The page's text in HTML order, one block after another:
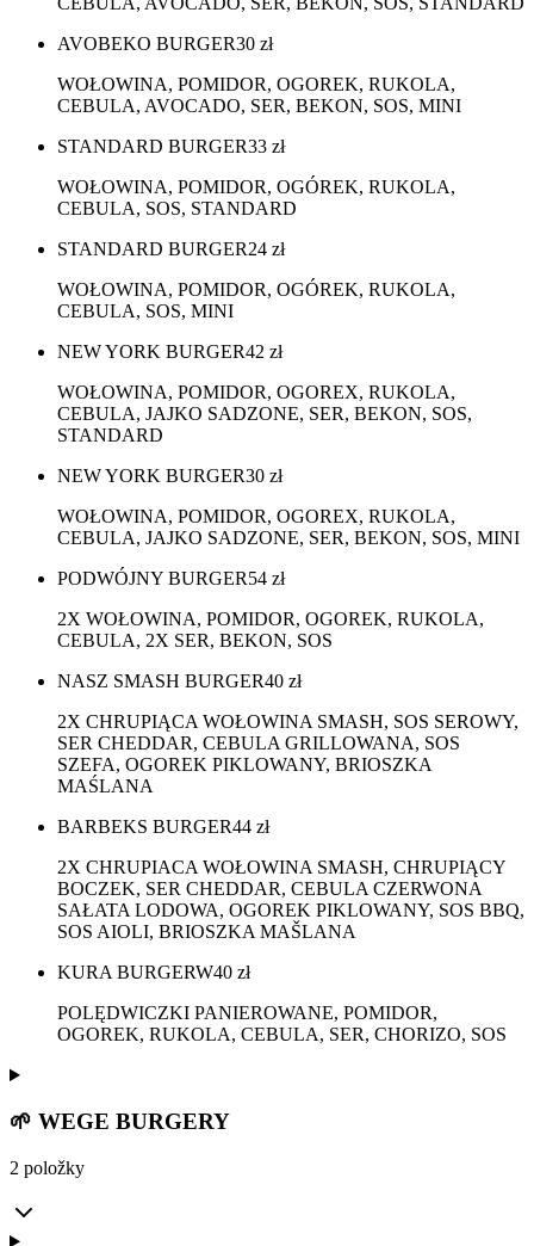
AVOBEKO BURGER30 zł
WOŁOWINA, POMIDOR, OGOREK, RUKOLA,
CEBULA, AVOCADO, SER, BEKON, SOS, MINI
STANDARD BURGER33 zł
WOŁOWINA, POMIDOR, OGÓREK, RUKOLA,
CEBULA, SOS, STANDARD
STANDARD BURGER24 zł
WOŁOWINA, POMIDOR, OGÓREK, RUKOLA,
CEBULA, SOS, MINI
NEW YORK BURGER42 zł
WOŁOWINA, POMIDOR, OGOREX, RUKOLA,
CEBULA, JAJKO SADZONE, SER, BEKON, SOS,
STANDARD
NEW YORK BURGER30 zł
WOŁOWINA, POMIDOR, OGOREX, RUKOLA,
CEBULA, JAJKO SADZONE, SER, BEKON, SOS, MINI
PODWÓJNY BURGER54 zł
2X WOŁOWINA, POMIDOR, OGOREK, RUKOLA,
CEBULA, 2X SER, BEKON, SOS
NASZ SMASH BURGER40 zł
2X CHRUPIĄCA WOŁOWINA SMASH, SOS SEROWY,
SER CHEDDAR, CEBULA GRILLOWANA, SOS
SZEFA, OGOREK PIKLOWANY, BRIOSZKA
MAŚLANA
BARBEKS BURGER44 zł
2X CHRUPIACA WOŁOWINA SMASH, CHRUPIĄCY
BOCZEK, SER CHEDDAR, CEBULA CZERWONA
SAŁATA LODOWA, OGOREK PIKLOWANY, SOS BBQ,
SOS AIOLI, BRIOSZKA MAŠLANA
KURA BURGERW40 zł
POLĘDWICZKI PANIEROWANE, POMIDOR,
OGOREK, RUKOLA, CEBULA, SER, CHORIZO, SOS
🌱 WEGE BURGERY
2 položky